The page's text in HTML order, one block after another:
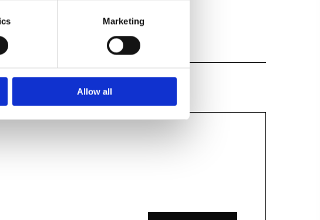
Marketing
Allow all